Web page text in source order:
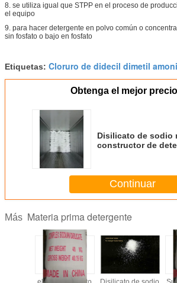
8. se utiliza igual que STPP en el proceso de
el equipo
9. para hacer detergente en polvo común o
sin fosfato o bajo en fosfato
Etiquetas: Cloruro de didecil dimetil
Obtenga el mejor
Disilicato de sodio
constructor de
toneladas métricas
Continuar
Más Materia prima detergente